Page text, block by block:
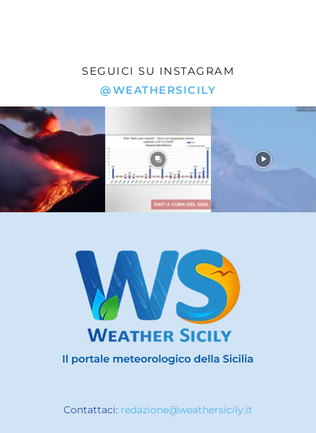
SEGUICI SU INSTAGRAM
@WEATHERSICILY
Contattaci: redazione@weathersicily.it